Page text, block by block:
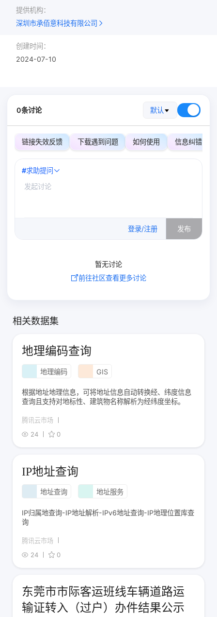
提供机构：
深圳市承佰意科技有限公司
创建时间：
2024-07-10
0条讨论 默认
链接失效反馈 下载遇到问题 如何使用 信息纠错
#求助提问
登录/注册 发布
暂无讨论
前往社区查看更多讨论
相关数据集
地理编码查询
地理编码 GIS
根据地址地理信息，可将地址信息自动转换经、纬度信息
查询且支持对地标性、建筑物名称解析为经纬度坐标。
腾讯云市场
24
0
IP地址查询
地址查询 地址服务
IP归属地查询-IP地址解析-IPv6地址查询-IP地理位置库查
询
腾讯云市场
24
0
东莞市市际客运班线车辆道路运
输证转入（过户）办件结果公示